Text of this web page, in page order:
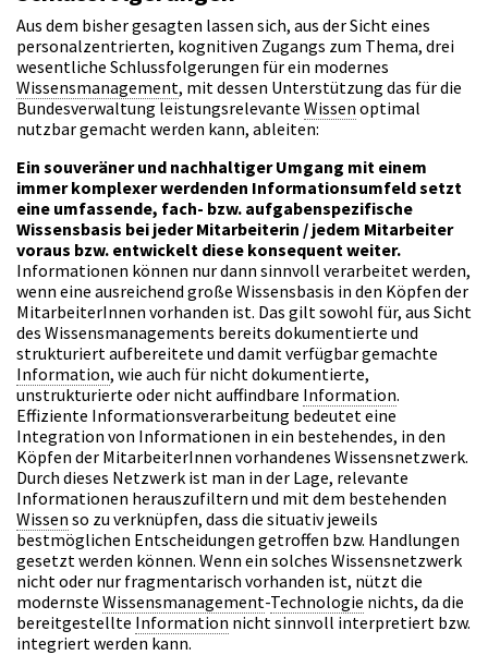
Aus dem bisher gesagten lassen sich, aus der Sicht eines
personalzentrierten, kognitiven Zugangs zum Thema, drei
wesentliche Schlussfolgerungen für ein modernes
Wissensmanagement, mit dessen Unterstützung das für die
Bundesverwaltung leistungsrelevante Wissen optimal
nutzbar gemacht werden kann, ableiten:
Ein souveräner und nachhaltiger Umgang mit einem
immer komplexer werdenden Informationsumfeld setzt
eine umfassende, fach- bzw. aufgabenspezifische
Wissensbasis bei jeder Mitarbeiterin / jedem Mitarbeiter
voraus bzw. entwickelt diese konsequent weiter.
Informationen können nur dann sinnvoll verarbeitet werden,
wenn eine ausreichend große Wissensbasis in den Köpfen der
MitarbeiterInnen vorhanden ist. Das gilt sowohl für, aus Sicht
des Wissensmanagements bereits dokumentierte und
strukturiert aufbereitete und damit verfügbar gemachte
Information, wie auch für nicht dokumentierte,
unstrukturierte oder nicht auffindbare Information.
Effiziente Informationsverarbeitung bedeutet eine
Integration von Informationen in ein bestehendes, in den
Köpfen der MitarbeiterInnen vorhandenes Wissensnetzwerk.
Durch dieses Netzwerk ist man in der Lage, relevante
Informationen herauszufiltern und mit dem bestehenden
Wissen so zu verknüpfen, dass die situativ jeweils
bestmöglichen Entscheidungen getroffen bzw. Handlungen
gesetzt werden können. Wenn ein solches Wissensnetzwerk
nicht oder nur fragmentarisch vorhanden ist, nützt die
modernste Wissensmanagement-Technologie nichts, da die
bereitgestellte Information nicht sinnvoll interpretiert bzw.
integriert werden kann.